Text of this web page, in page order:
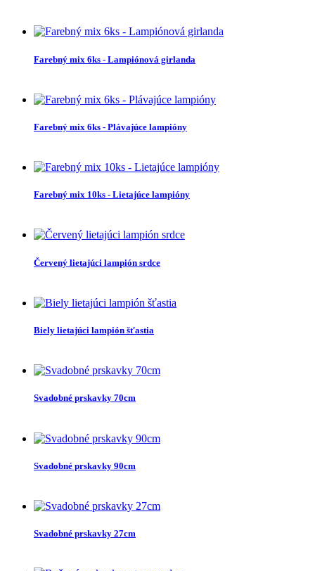
Farebný mix 6ks - Lampiónová girlanda
Farebný mix 6ks - Plávajúce lampióny
Farebný mix 10ks - Lietajúce lampióny
Červený lietajúci lampión srdce
Biely lietajúci lampión šťastia
Svadobné prskavky 70cm
Svadobné prskavky 90cm
Svadobné prskavky 27cm